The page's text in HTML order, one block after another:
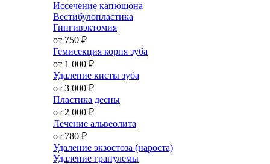
Иссечение капюшона
Вестибулопластика
Гингивэктомия
от 750 ₽
Гемисекция корня зуба
от 1 000 ₽
Удаление кисты зуба
от 3 000 ₽
Пластика десны
от 2 000 ₽
Лечение альвеолита
от 780 ₽
Удаление экзостоза (нароста)
Удаление гранулемы